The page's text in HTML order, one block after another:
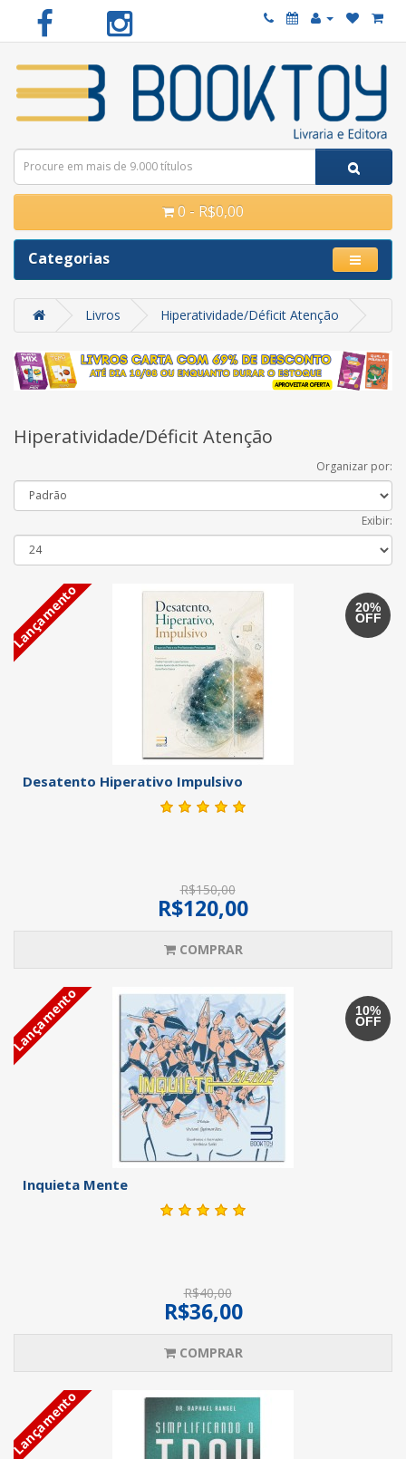
0 - R$0,00
Categorias
Livros Hiperatividade/Déficit Atenção
Hiperatividade/Déficit Atenção
Organizar por:
Exibir:
20%
OFF
Lançamento
Desatento Hiperativo Impulsivo
R$150,00
R$120,00
COMPRAR
10%
OFF
Lançamento
Inquieta Mente
R$40,00
R$36,00
COMPRAR
Lançamento